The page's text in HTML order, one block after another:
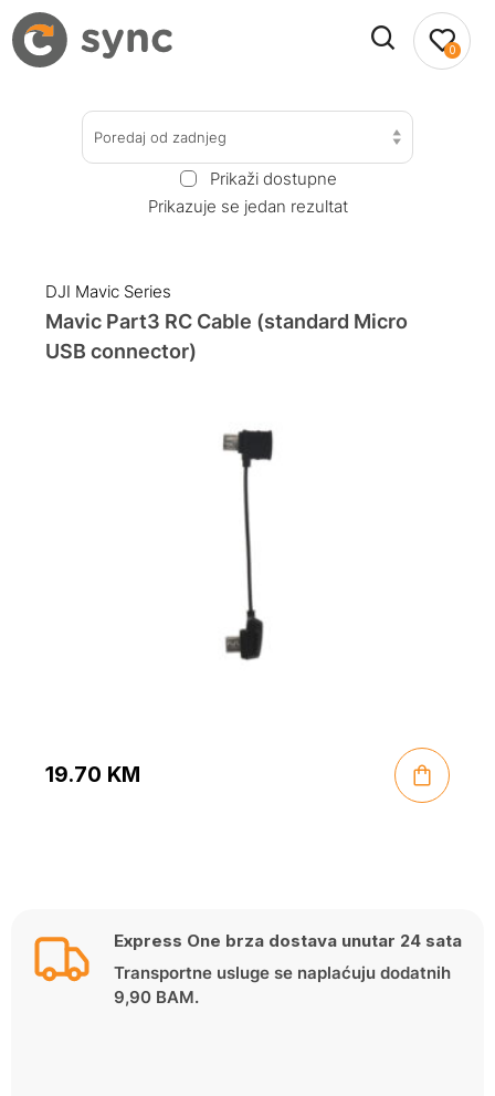
0
Poredaj od zadnjeg
Prikaži dostupne
Prikazuje se jedan rezultat
DJI Mavic Series
Mavic Part3 RC Cable (standard Micro
USB connector)
19.70 KM
Express One brza dostava unutar 24 sata
Transportne usluge se naplaćuju dodatnih
9,90 BAM.